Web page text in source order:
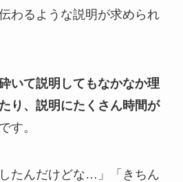
わるような説明が求められ
いて説明してもなかなか理
り、説明にたくさん時間が
す。
たんだけどな…」「きちん